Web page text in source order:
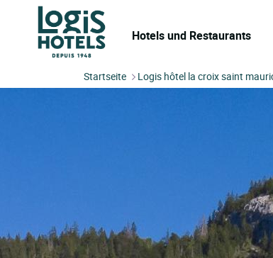
Hotels und Restaurants
Startseite Logis hôtel la croix saint